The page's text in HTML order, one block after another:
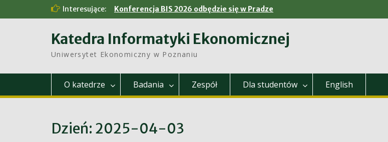
Interesujące: Konferencja BIS 2026 odbędzie się w Pradze
Katedra Informatyki Ekonomicznej
Uniwersytet Ekonomiczny w Poznaniu
O katedrze Badania Zespół Dla studentów English
Dzień: 2025-04-03